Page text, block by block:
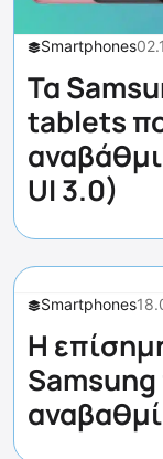
Smartphones
Τα
tablets
UI 3.0)
Smartphones
Η
Samsung